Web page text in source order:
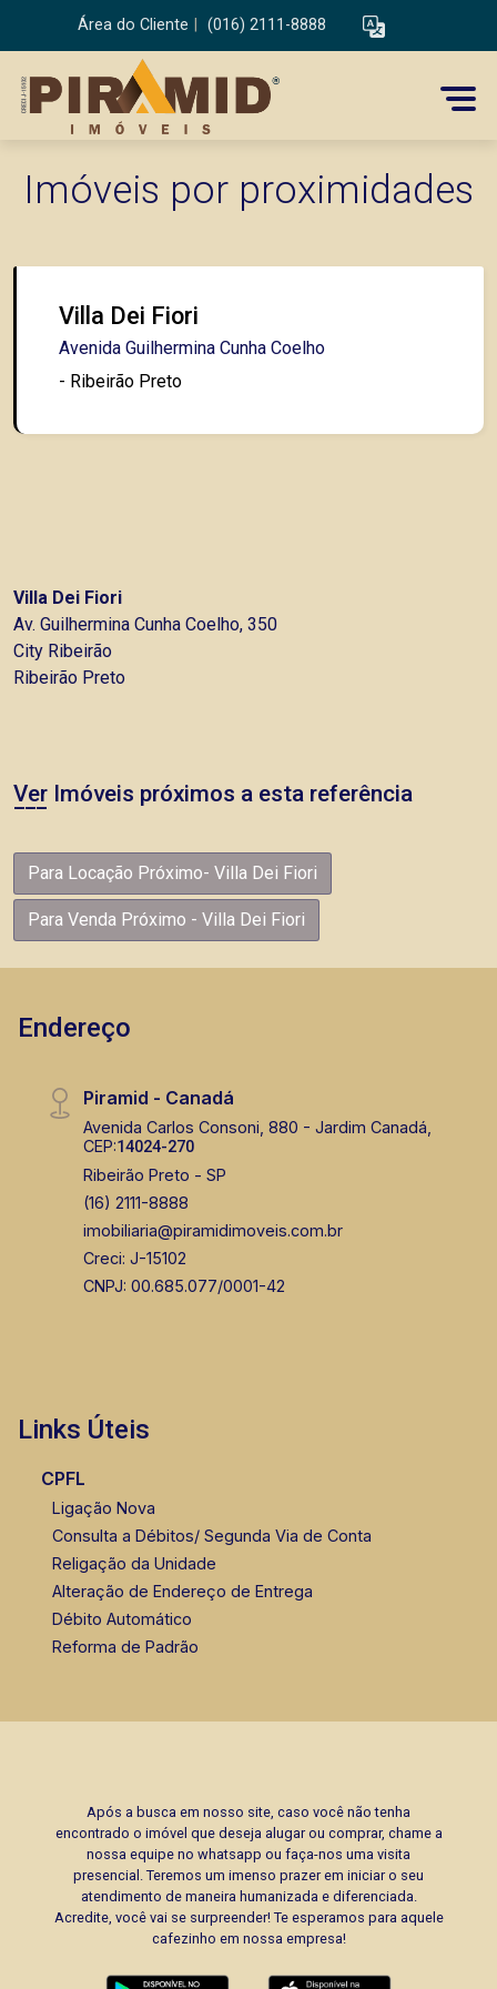
Área do Cliente (016) 2111-8888
Imóveis por proximidades
Villa Dei Fiori
Avenida Guilhermina Cunha Coelho
- Ribeirão Preto
Villa Dei Fiori
Av. Guilhermina Cunha Coelho, 350
City Ribeirão
Ribeirão Preto
Ver Imóveis próximos a esta referência
Para Locação Próximo- Villa Dei Fiori
Para Venda Próximo - Villa Dei Fiori
Endereço
Piramid - Canadá
Avenida Carlos Consoni, 880 - Jardim Canadá,
CEP:14024-270
Ribeirão Preto - SP
(16) 2111-8888
imobiliaria@piramidimoveis.com.br
Creci: J-15102
CNPJ: 00.685.077/0001-42
Links Úteis
CPFL
Ligação Nova
Consulta a Débitos/ Segunda Via de Conta
Religação da Unidade
Alteração de Endereço de Entrega
Débito Automático
Reforma de Padrão
Após a busca em nosso site, caso você não tenha
encontrado o imóvel que deseja alugar ou comprar, chame a
nossa equipe no whatsapp ou faça-nos uma visita
presencial. Teremos um imenso prazer em iniciar o seu
atendimento de maneira humanizada e diferenciada.
Acredite, você vai se surpreender! Te esperamos para aquele
cafezinho em nossa empresa!